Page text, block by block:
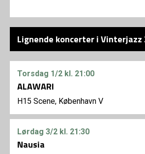
Lignende koncerter i Vinterjazz
Torsdag 1/2 kl. 21:00
ALAWARI
H15 Scene, København V
Lørdag 3/2 kl. 21:30
Nausia